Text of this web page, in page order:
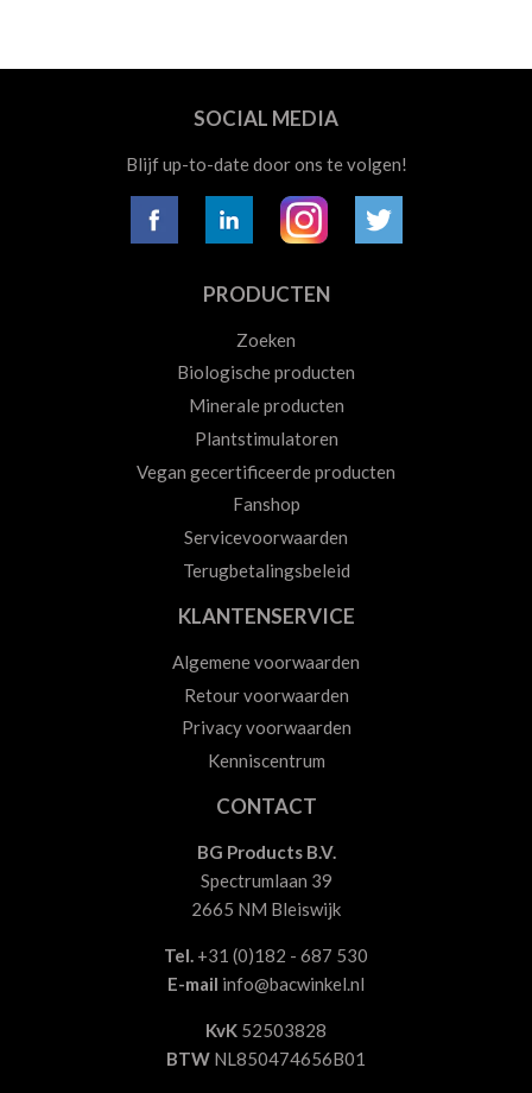
SOCIAL MEDIA
Blijf up-to-date door ons te volgen!
PRODUCTEN
Zoeken
Biologische producten
Minerale producten
Plantstimulatoren
Vegan gecertificeerde producten
Fanshop
Servicevoorwaarden
Terugbetalingsbeleid
KLANTENSERVICE
Algemene voorwaarden
Retour voorwaarden
Privacy voorwaarden
Kenniscentrum
CONTACT
BG Products B.V.
Spectrumlaan 39
2665 NM Bleiswijk
Tel. +31 (0)182 - 687 530
E-mail info@bacwinkel.nl
KvK 52503828
BTW NL850474656B01